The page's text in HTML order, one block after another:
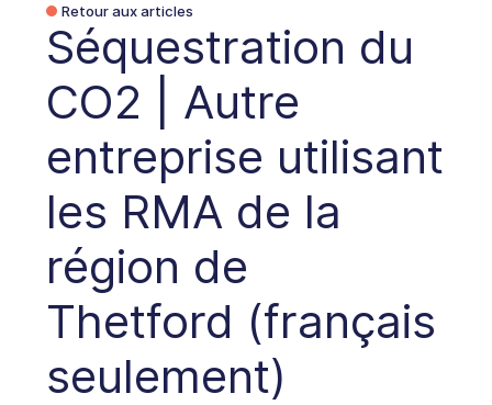
Retour aux articles
Séquestration du
CO2 | Autre
entreprise utilisant
les RMA de la
région de
Thetford (français
seulement)